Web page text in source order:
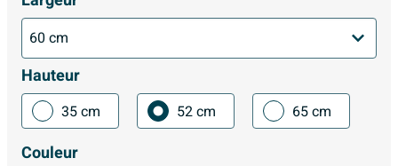
Hauteur
35 cm 52 cm 65 cm
Couleur